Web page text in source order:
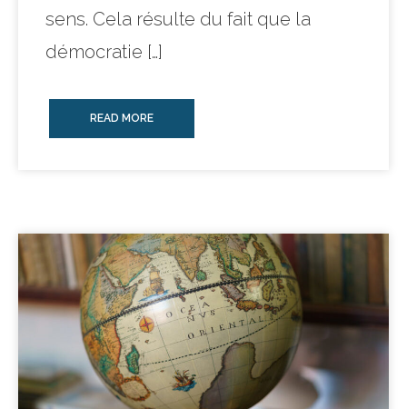
sens. Cela résulte du fait que la
démocratie […]
READ MORE